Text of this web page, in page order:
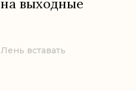
на выходные
Лень вставать